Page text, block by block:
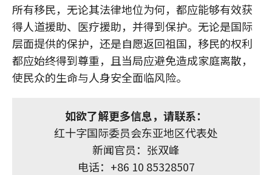
所有移民，无论其法律地位为何，都应能够有效获
得人道援助、医疗援助，并得到保护。无论是国际
层面提供的保护，还是自愿返回祖国，移民的权利
都应始终得到尊重，且当局应避免造成家庭离散，
使民众的生命与人身安全面临风险。
如欲了解更多信息，请联系：
红十字国际委员会东亚地区代表处
新闻官员：张双峰
电话：+86 10 85328507